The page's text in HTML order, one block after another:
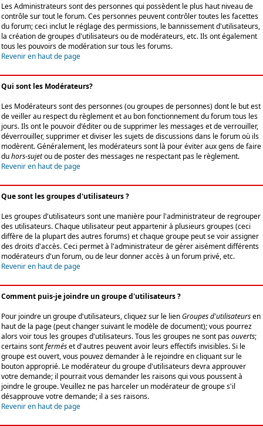
Les Administrateurs sont des personnes qui possèdent le plus haut niveau de
contrôle sur tout le forum. Ces personnes peuvent contrôler toutes les facettes
du forum; ceci inclut le réglage des permissions, le bannissement d'utilisateurs,
la création de groupes d'utilisateurs ou de modérateurs, etc. Ils ont également
tous les pouvoirs de modération sur tous les forums.
Revenir en haut de page
Qui sont les Modérateurs?
Les Modérateurs sont des personnes (ou groupes de personnes) dont le but est
de veiller au respect du règlement et au bon fonctionnement du forum tous les
jours. Ils ont le pouvoir d'éditer ou de supprimer les messages et de verrouiller,
déverrouiller, supprimer et diviser les sujets de discussions dans le forum où ils
modèrent. Généralement, les modérateurs sont là pour éviter aux gens de faire
duhors-sujetou de poster des messages ne respectant pas le règlement.
Revenir en haut de page
Que sont les groupes d'utilisateurs ?
Les groupes d'utilisateurs sont une manière pour l'administrateur de regrouper
des utilisateurs. Chaque utilisateur peut appartenir à plusieurs groupes (ceci
diffère de la plupart des autres forums) et chaque groupe peut se voir assigner
des droits d'accès. Ceci permet à l'administrateur de gérer aisément différents
modérateurs d'un forum, ou de leur donner accès à un forum privé, etc.
Revenir en haut de page
Comment puis-je joindre un groupe d'utilisateurs ?
Pour joindre un groupe d'utilisateurs, cliquez sur le lienGroupes d'utilisateursen
haut de la page (peut changer suivant le modèle de document); vous pourrez
alors voir tous les groupes d'utilisateurs. Tous les groupes ne sont pasouverts;
certains sontferméset d'autres peuvent avoir leurs effectifs invisibles. Si le
groupe est ouvert, vous pouvez demander à le rejoindre en cliquant sur le
bouton approprié. Le modérateur du groupe d'utilisateurs devra approuver
votre demande; il pourrait vous demander les raisons qui vous poussent à
joindre le groupe. Veuillez ne pas harceler un modérateur de groupe s'il
désapprouve votre demande; il a ses raisons.
Revenir en haut de page